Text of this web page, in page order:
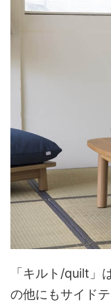
「キルト/quilt」
の他にもサイド